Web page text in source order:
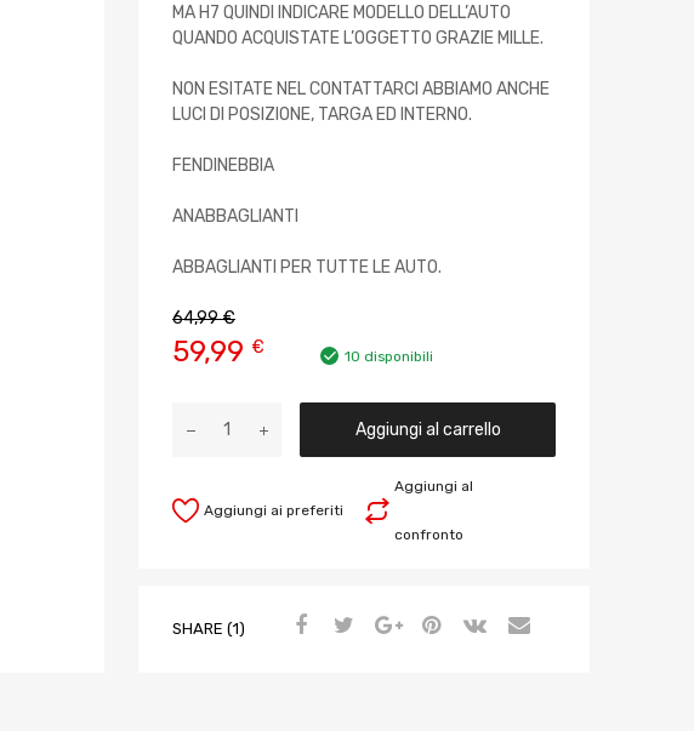
MA H7 QUINDI INDICARE MODELLO DELL’AUTO
QUANDO ACQUISTATE L’OGGETTO GRAZIE MILLE.
NON ESITATE NEL CONTATTARCI ABBIAMO ANCHE
LUCI DI POSIZIONE, TARGA ED INTERNO.
FENDINEBBIA
ANABBAGLIANTI
ABBAGLIANTI PER TUTTE LE AUTO.
64,99€
59,99 € 10 disponibili
Aggiungi al carrello
Aggiungi al
confronto
Aggiungi ai preferiti
SHARE (1)